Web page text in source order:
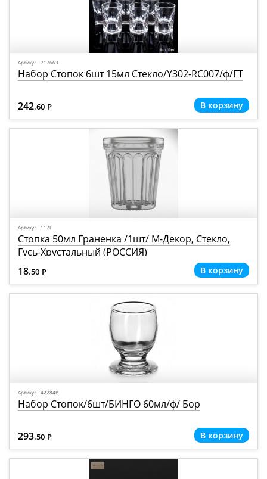
Артикул 717663
Набор Стопок 6шт 15мл Стекло/Y302-RC007/ф/ГТ
242.60 Р
=
Артикул 117Г
Стопка 50мл Граненка /1шт/ М-Декор, Стекло,
Гусь-Хрустальный (РОССИЯ)
18.50 Р
=
Артикул 42284В
Набор Стопок/6шт/БИНГО 60мл/ф/ Бор
293.50 Р
=